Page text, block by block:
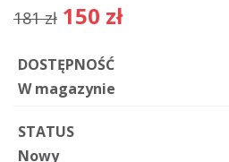
181 zł 150 zł
DOSTĘPNOŚĆ
W magazynie
STATUS
Nowy